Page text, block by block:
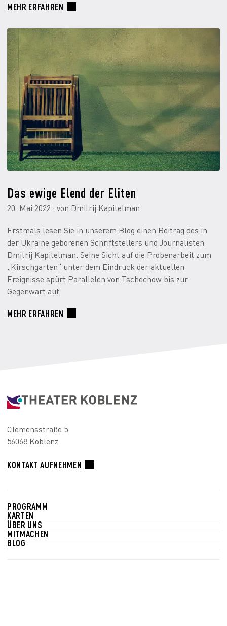
MEHR ERFAHREN
Das ewige Elend der Eliten
20. Mai 2022 · von Dmitrij Kapitelman
Erstmals lesen Sie in unserem Blog einen Beitrag des in
der Ukraine geborenen Schriftstellers und Journalisten
Dmitrij Kapitelman. Seine Sicht auf die Probenarbeit zum
„Kirschgarten“ unter dem Eindruck der aktuellen
Ereignisse spürt Parallelen von Tschechow bis zur
Gegenwart auf.
MEHR ERFAHREN
Clemensstraße 5
56068 Koblenz
KONTAKT AUFNEHMEN
PROGRAMM
KARTEN
ÜBER UNS
MITMACHEN
BLOG